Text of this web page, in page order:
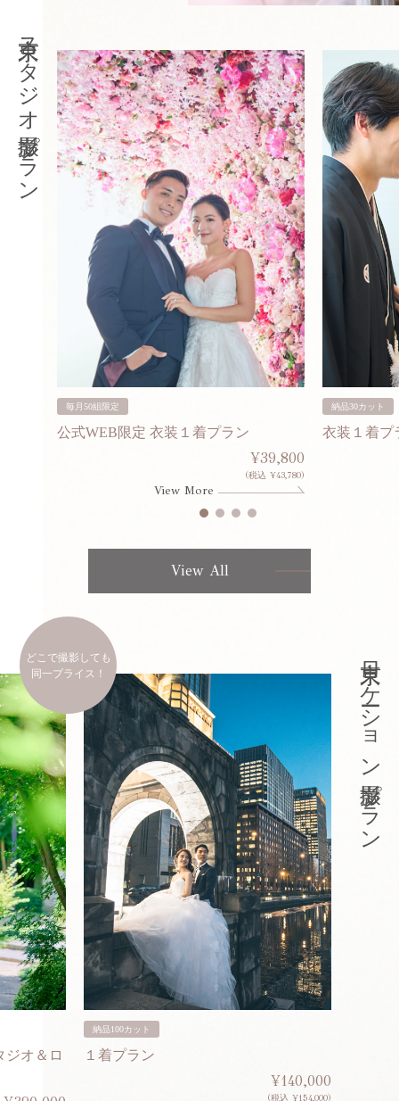
東京スタジオ撮影プラン
毎月50組限定
公式WEB限定 衣装１着プラン
¥39,800
(税込 ¥43,780)
View More
納品30カット
衣装１着プ
View All
どこで撮影しても
同一プライス！
ジオ＆ロ
納品100カット
１着プラン
¥140,000
(税込 ¥154,000)
東京ロケーション撮影プラン